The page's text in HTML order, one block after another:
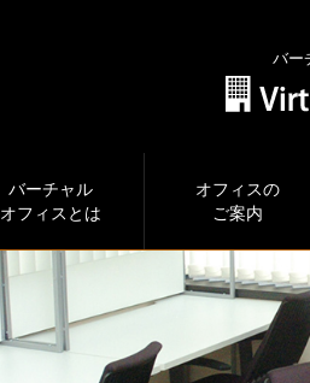
バー
バーチャル
オフィスとは
オフィスの
ご案内